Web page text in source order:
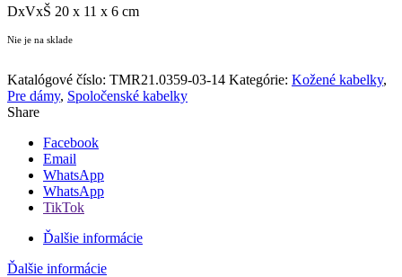
DxVxŠ 20 x 11 x 6 cm
Nie je na sklade
Katalógové číslo: TMR21.0359-03-14 Kategórie: Kožené kabelky,
Pre dámy, Spoločenské kabelky
Share
Facebook
Email
WhatsApp
WhatsApp
TikTok
Ďalšie informácie
Ďalšie informácie